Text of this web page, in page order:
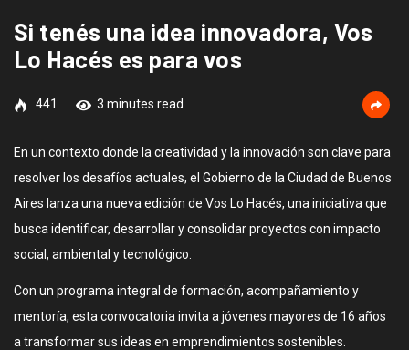
Si tenés una idea innovadora, Vos
Lo Hacés es para vos
441 3 minutes read
En un contexto donde la creatividad y la innovación son clave para
resolver los desafíos actuales, el Gobierno de la Ciudad de Buenos
Aires lanza una nueva edición de Vos Lo Hacés, una iniciativa que
busca identificar, desarrollar y consolidar proyectos con impacto
social, ambiental y tecnológico.
Con un programa integral de formación, acompañamiento y
mentoría, esta convocatoria invita a jóvenes mayores de 16 años
a transformar sus ideas en emprendimientos sostenibles.